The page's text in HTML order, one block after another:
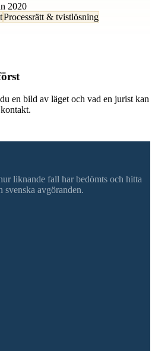
2020
Processrätt & tvistlösning
en bild av läget och vad en jurist kan
liknande fall har bedömts och hitta
avgöranden.